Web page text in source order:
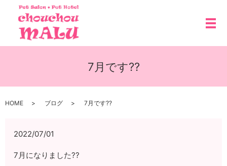
メ
7月です??
HOME ブログ 7月です??
2022/07/01
7月になりました??